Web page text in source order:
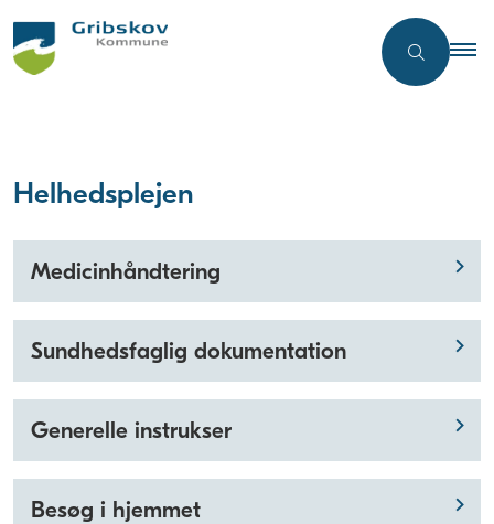
Helhedsplejen
Medicinhåndtering
Sundhedsfaglig dokumentation
Generelle instrukser
Besøg i hjemmet